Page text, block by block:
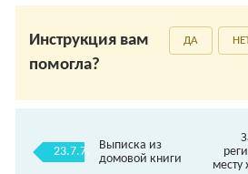
Инструкция вам
помогла?
ДА
23.7.7.
Выписка из
домовой книги
месту